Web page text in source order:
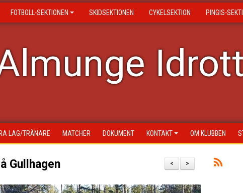
FOTBOLL-SEKTIONEN SKIDSEKTIONEN CYKELSEKTION PINGIS-
LAG/TRÄNARE MATCHER DOKUMENT KONTAKT OM KLUBBEN
>
<
Gullhagen